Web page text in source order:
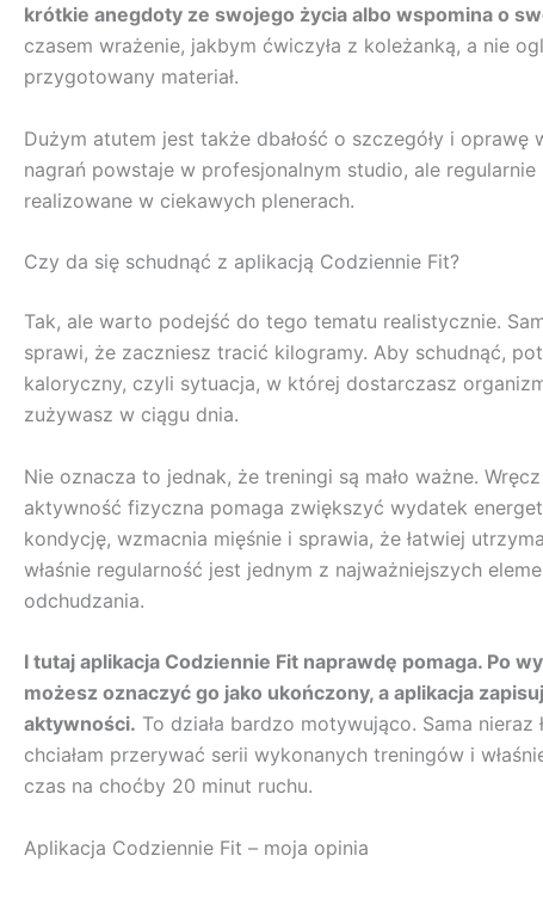
krótkie anegdoty ze swojego życia albo wspomina o
czasem wrażenie, jakbym ćwiczyła z koleżanką, a nie
przygotowany materiał.
Dużym atutem jest także dbałość o szczegóły i oprawę
nagrań powstaje w profesjonalnym studio, ale
realizowane w ciekawych plenerach.
Czy da się schudnąć z aplikacją Codziennie Fit?
Tak, ale warto podejść do tego tematu realistycznie.
sprawi, że zaczniesz tracić kilogramy. Aby schudnąć,
kaloryczny, czyli sytuacja, w której dostarczasz
zużywasz w ciągu dnia.
Nie oznacza to jednak, że treningi są mało ważne.
aktywność fizyczna pomaga zwiększyć wydatek
kondycję, wzmacnia mięśnie i sprawia, że łatwiej
właśnie regularność jest jednym z najważniejszych
odchudzania.
I tutaj aplikacja Codziennie Fit naprawdę pomaga. Po
możesz oznaczyć go jako ukończony, a aplikacja
aktywności. To działa bardzo motywująco. Sama nieraz
chciałam przerywać serii wykonanych treningów i
czas na choćby 20 minut ruchu.
Aplikacja Codziennie Fit – moja opinia